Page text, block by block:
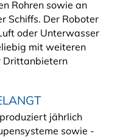
Rohren sowie an
oder Unterwasser
Drittanbietern
jährlich
sowie -